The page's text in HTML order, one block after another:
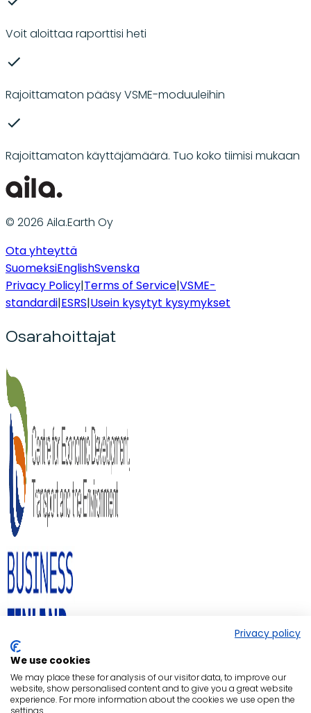
Voit aloittaa raporttisi heti
Rajoittamaton pääsy VSME-moduuleihin
Rajoittamaton käyttäjämäärä. Tuo koko tiimisi mukaan
© 2026 Aila.Earth Oy
Ota yhteyttä
SuomeksiEnglishSvenska
Privacy Policy|Terms of Service|VSME-
standardi|ESRS|Usein kysytyt kysymykset
Osarahoittajat
Privacy policy
We use cookies
We may place these for analysis of our visitor data, to improve our
website, show personalised content and to give you a great website
experience. For more information about the cookies we use open the
settings.